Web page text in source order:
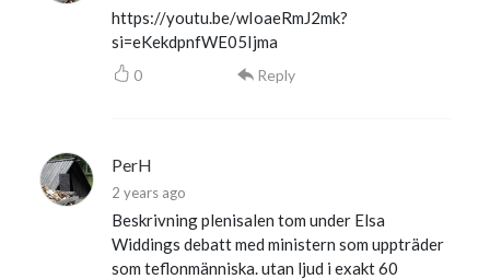
https://youtu.be/wIoaeRmJ2mk?
si=eKekdpnfWE05Ijma
0 Reply
PerH
2 years ago
Beskrivning plenisalen tom under Elsa
Widdings debatt med ministern som uppträder
som teflonmänniska. utan ljud i exakt 60